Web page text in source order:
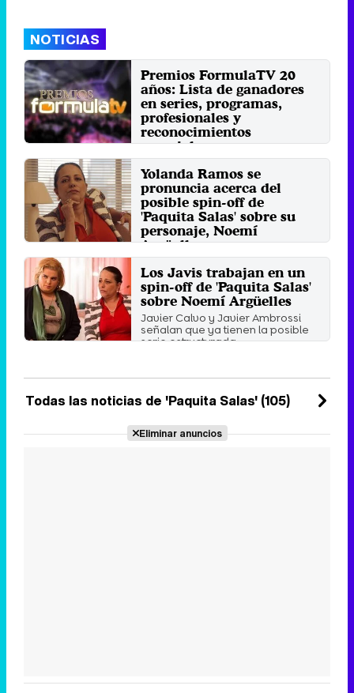
NOTICIAS
Premios FormulaTV 20
años: Lista de ganadores
en series, programas,
profesionales y
reconocimientos
especiales
La actriz Gemma Cuervo,
reconocida por el premio de
FormulaTV a Toda una vida.
Miércoles 19 Febrero 2025 12:20
Yolanda Ramos se
pronuncia acerca del
posible spin-off de
'Paquita Salas' sobre su
personaje, Noemí
Argüelles
reconoció no haber recibido
ninguna llamada de los ...
Miércoles 29 Noviembre 2023 05:57
Los Javis trabajan en un
spin-off de 'Paquita Salas'
sobre Noemí Argüelles
Javier Calvo y Javier Ambrossi
señalan que ya tienen la posible
serie estructurada.
Todas las noticias de 'Paquita Salas' (105)
Eliminar anuncios